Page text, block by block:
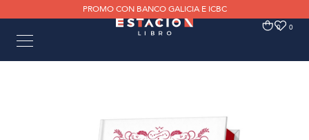
PROMO CON BANCO GALICIA E ICBC
0 0